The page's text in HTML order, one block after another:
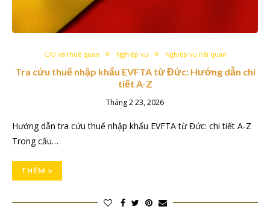
C/O và thuế quan Nghiệp vụ Nghiệp vụ hải quan
Tra cứu thuế nhập khẩu EVFTA từ Đức: Hướng dẫn chi
tiết A-Z
Tháng 2 23, 2026
Hướng dẫn tra cứu thuế nhập khẩu EVFTA từ Đức: chi tiết A-Z
Trong cấu…
THÊM